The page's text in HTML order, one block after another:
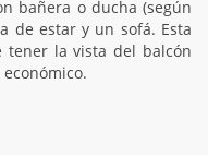
bañera o ducha (según
de estar y un sofá. Esta
la vista del balcón